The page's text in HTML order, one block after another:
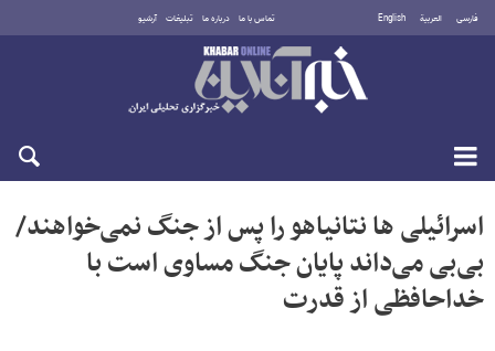
فارسی العربية English تماس با ما درباره ما تبلیغات آرشیو
یکشنبه ۱۸ مرداد ۱۴۰۵
اسرائیلی ها نتانیاهو را پس از جنگ نمی‌خواهند/
بی‌بی می‌داند پایان جنگ مساوی است با
خداحافظی از قدرت